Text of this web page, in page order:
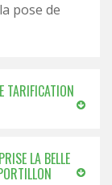
pose de
TARIFICATION
LA BELLE